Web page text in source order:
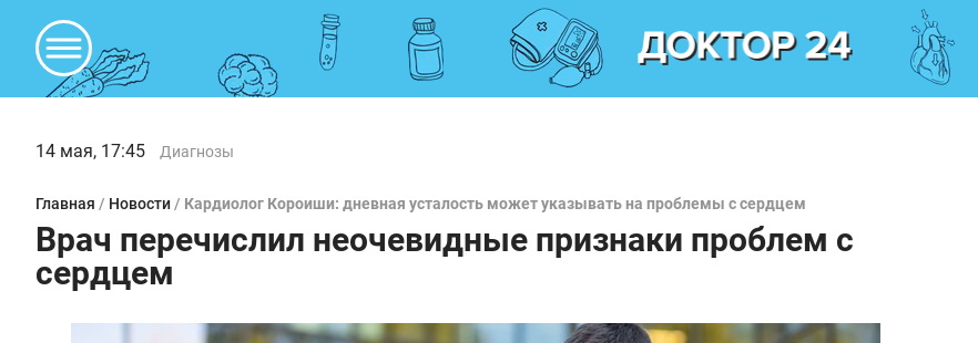
14 мая, 17:45 Диагнозы
Главная / Новости / Кардиолог Короиши: дневная усталость может указывать на проблемы с сердцем
Врач перечислил неочевидные признаки проблем с
сердцем